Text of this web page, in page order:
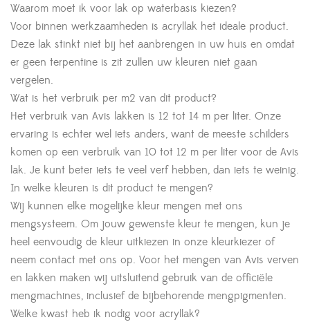
Waarom moet ik voor lak op waterbasis kiezen?
Voor binnen werkzaamheden is acryllak het ideale product.
Deze lak stinkt niet bij het aanbrengen in uw huis en omdat
er geen terpentine is zit zullen uw kleuren niet gaan
vergelen.
Wat is het verbruik per m2 van dit product?
Het verbruik van Avis lakken is 12 tot 14 m per liter. Onze
ervaring is echter wel iets anders, want de meeste schilders
komen op een verbruik van 10 tot 12 m per liter voor de Avis
lak. Je kunt beter iets te veel verf hebben, dan iets te weinig.
In welke kleuren is dit product te mengen?
Wij kunnen elke mogelijke kleur mengen met ons
mengsysteem. Om jouw gewenste kleur te mengen, kun je
heel eenvoudig de kleur uitkiezen in onze kleurkiezer of
neem contact met ons op. Voor het mengen van Avis verven
en lakken maken wij uitsluitend gebruik van de officiële
mengmachines, inclusief de bijbehorende mengpigmenten.
Welke kwast heb ik nodig voor acryllak?